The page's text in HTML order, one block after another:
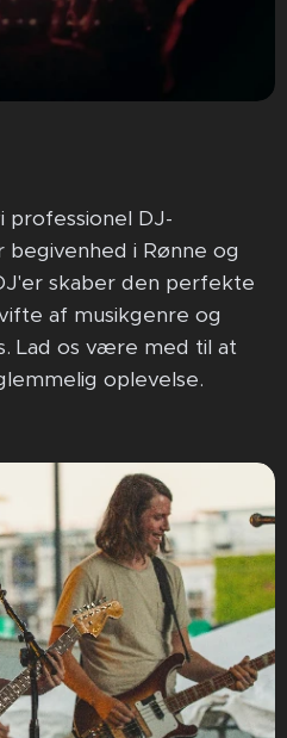
professionel DJ-
i Rønne og
skaber den perfekte
af musikgenre og
Lad os være med til at
oplevelse.